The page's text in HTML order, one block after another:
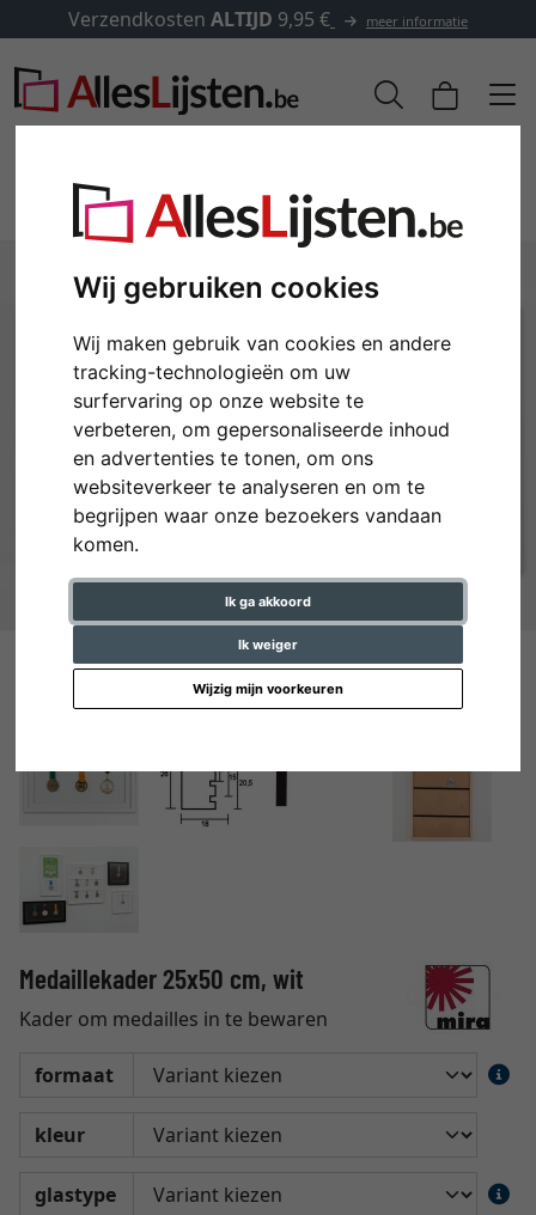
Wij gebruiken cookies
Wij maken gebruik van cookies en andere
tracking-technologieën om uw
surfervaring op onze website te
verbeteren, om gepersonaliseerde inhoud
en advertenties te tonen, om ons
websiteverkeer te analyseren en om te
begrijpen waar onze bezoekers vandaan
komen.
Ik ga akkoord
Ik weiger
Wijzig mijn voorkeuren
Verzendkosten ALTIJD 9,95 € meer informatie
Terug
Medaillekader 25x50 cm, wit
Kader om medailles in te bewaren
formaat
kleur
glastype